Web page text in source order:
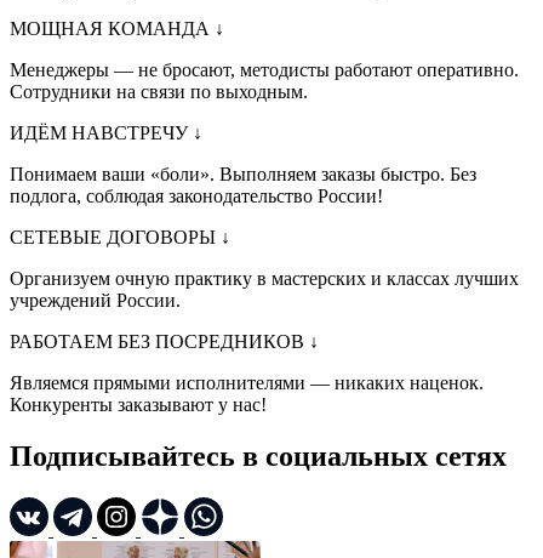
МОЩНАЯ КОМАНДА ↓
Менеджеры — не бросают, методисты работают оперативно.
Сотрудники на связи по выходным.
ИДЁМ НАВСТРЕЧУ ↓
Понимаем ваши «боли». Выполняем заказы быстро. Без
подлога, соблюдая законодательство России!
СЕТЕВЫЕ ДОГОВОРЫ ↓
Организуем очную практику в мастерских и классах лучших
учреждений России.
РАБОТАЕМ БЕЗ ПОСРЕДНИКОВ ↓
Являемся прямыми исполнителями — никаких наценок.
Конкуренты заказывают у нас!
Подписывайтесь в социальных сетях